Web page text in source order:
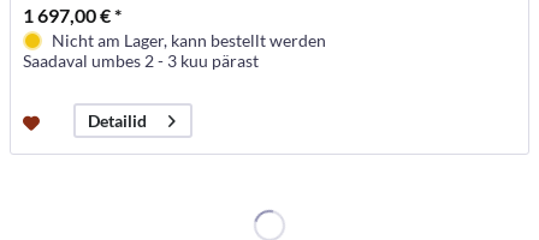
1 697,00 € *
Nicht am Lager, kann bestellt werden
Saadaval umbes 2 - 3 kuu pärast
Detailid